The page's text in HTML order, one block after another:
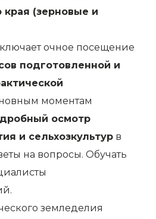
края (зерновые и
очное посещение
подготовленной и
моментам
осмотр
и сельхозкультур в
на вопросы. Обучать
земледелия